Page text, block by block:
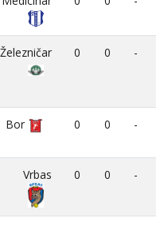
Železničar 0 0 -
Bor 0 0 -
Vrbas 0 0 -